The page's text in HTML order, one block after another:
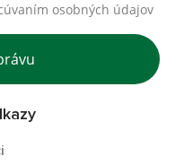
osobných údajov